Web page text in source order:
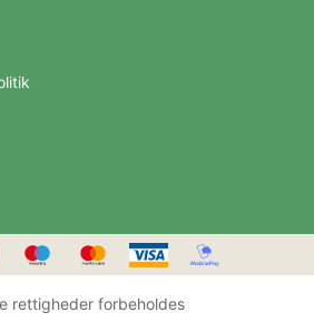
rettigheder forbeholdes